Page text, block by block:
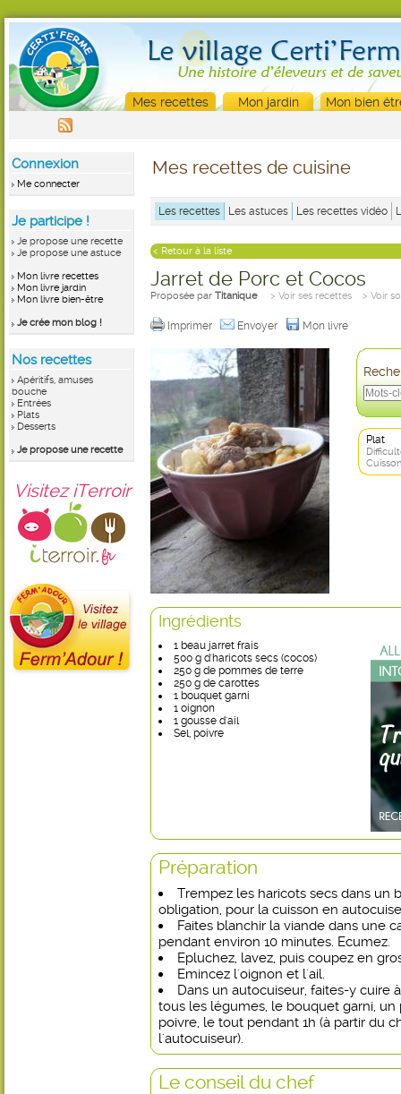
Mes recettes Mon jardin Mon bien
Connexion
Me connecter
Je participe !
Je propose une recette
Je propose une astuce
Mon livre recettes
Mon livre jardin
Mon livre bien-être
Je crée mon blog !
Nos recettes
Apéritifs, amuses
bouche
Entrées
Plats
Desserts
Je propose une recette
Visitez iTerroir
Mes recettes de cuisine
Les recettes Les astuces Les recettes vidéo
< Retour à la liste
Jarret de Porc et Cocos
Proposée par Titanique > Voir ses recettes > Voir
Imprimer Envoyer Mon livre
Plat
Ingrédients
1 beau jarret frais
500 g d'haricots secs (cocos)
250 g de pommes de terre
250 g de carottes
1 bouquet garni
1 oignon
1 gousse d'ail
Sel, poivre
Préparation
Trempez les haricots secs dans un
obligation, pour la cuisson en
Faites blanchir la viande dans une
pendant environ 10 minutes. Ecumez.
Epluchez, lavez, puis coupez en
Emincez l'oignon et l'ail.
Dans un autocuiseur, faites-y cuire
tous les légumes, le bouquet garni,
poivre, le tout pendant 1h (à partir du
l'autocuiseur).
Le conseil du chef